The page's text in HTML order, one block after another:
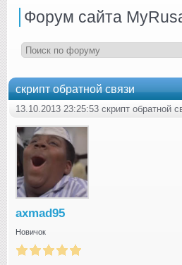
Форум сайта
скрипт обратной связи
13.10.2013 23:25:53 скрипт обратной
axmad95
Новичок